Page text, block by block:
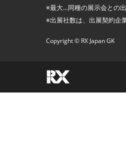
※最大…同種の展示会との
※出展社数は、出展契約企
Copyright © RX Japan GK